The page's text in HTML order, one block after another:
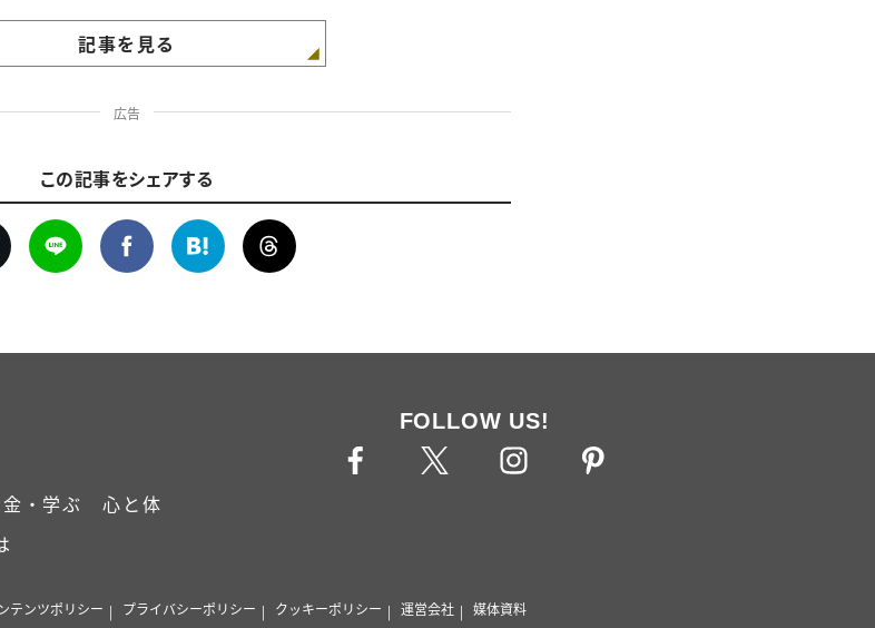
記事を見る
広告
この記事をシェアする
・学ぶ
心と体
FOLLOW US!
テンツポリシー プライバシーポリシー クッキーポリシー 運営会社 媒体資料